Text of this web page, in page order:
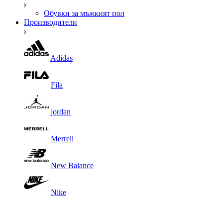
Обувки за мъжкият пол
Производители
Adidas
Fila
jordan
Merrell
New Balance
Nike